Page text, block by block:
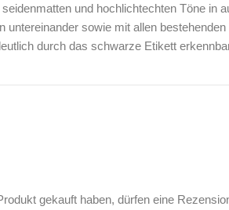
und hochlichtechten Töne in
untereinander sowie mit allen
durch das schwarze Etikett
gekauft haben, dürfen eine